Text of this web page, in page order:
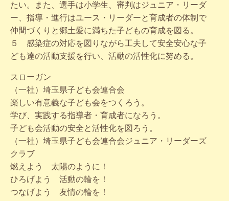
たい。また、選手は小学生、審判はジュニア・リーダ
ー、指導・進行はユース・リーダーと育成者の体制で
仲間づくりと郷土愛に満ちた子どもの育成を図る。
５ 感染症の対応を図りながら工夫して安全安心な子
ども達の活動支援を行い、活動の活性化に努める。
スローガン
（一社）埼玉県子ども会連合会
楽しい有意義な子ども会をつくろう。
学び、実践する指導者・育成者になろう。
子ども会活動の安全と活性化を図ろう。
（一社）埼玉県子ども会連合会ジュニア・リーダーズ
クラブ
燃えよう 太陽のように！
ひろげよう 活動の輪を！
つなげよう 友情の輪を！